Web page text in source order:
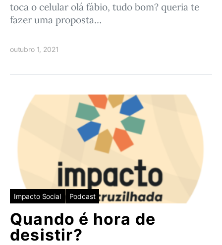
toca o celular olá fábio, tudo bom? queria te
fazer uma proposta…
outubro 1, 2021
Impacto Social Podcast
Quando é hora de
desistir?